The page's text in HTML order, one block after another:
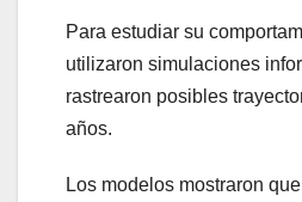
Para estudiar su
utilizaron simulaciones
rastrearon posibles
años.
Los modelos mostraron